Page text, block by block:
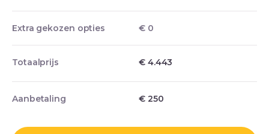
Extra gekozen opties € 0
Totaalprijs € 4.443
Aanbetaling €250